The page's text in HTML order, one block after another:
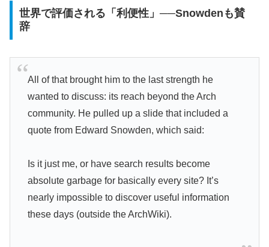
世界で評価される「利便性」──Snowdenも賛
辞
All of that brought him to the last strength he
wanted to discuss: its reach beyond the Arch
community. He pulled up a slide that included a
quote from Edward Snowden, which said:
Is it just me, or have search results become
absolute garbage for basically every site? It’s
nearly impossible to discover useful information
these days (outside the ArchWiki).